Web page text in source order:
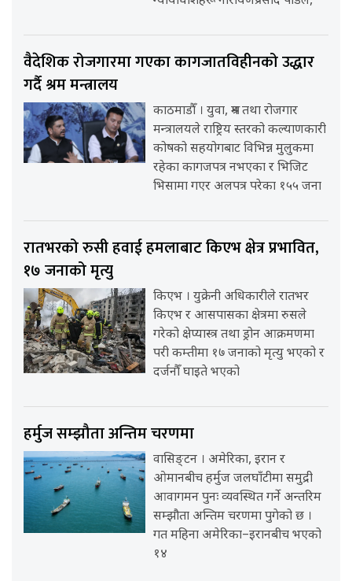
वैदेशिक रोजगारमा गएका कागजातविहीनको उद्धार
गर्दै श्रम मन्त्रालय
काठमाडौँ । युवा, श्रम तथा रोजगार
मन्त्रालयले राष्ट्रिय स्तरको कल्याणकारी
कोषको सहयोगबाट विभिन्न मुलुकमा
रहेका कागजपत्र नभएका र भिजिट
भिसामा गएर अलपत्र परेका १५५ जना
रातभरको रुसी हवाई हमलाबाट किएभ क्षेत्र प्रभावित,
१७ जनाको मृत्यु
किएभ । युक्रेनी अधिकारीले रातभर
किएभ र आसपासका क्षेत्रमा रुसले
गरेको क्षेप्यास्त्र तथा ड्रोन आक्रमणमा
परी कम्तीमा १७ जनाको मृत्यु भएको र
दर्जनौँ घाइते भएको
हर्मुज सम्झौता अन्तिम चरणमा
वासिङ्टन । अमेरिका, इरान र
ओमानबीच हर्मुज जलघाँटीमा समुद्री
आवागमन पुनः व्यवस्थित गर्ने अन्तरिम
सम्झौता अन्तिम चरणमा पुगेको छ ।
गत महिना अमेरिका–इरानबीच भएको
१४